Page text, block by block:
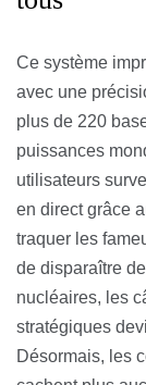
Ce système
avec une
plus de 220
puissances
utilisateurs
en direct grâce
traquer les
de disparaître
nucléaires, les
stratégiques
Désormais, les